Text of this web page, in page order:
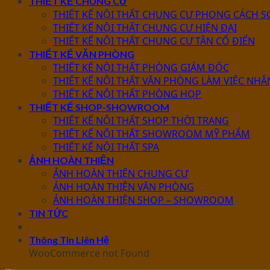
THIẾT KẾ NỘI THẤT CHUNG CƯ PHONG CÁCH
THIẾT KẾ NỘI THẤT CHUNG CƯ HIỆN ĐẠI
THIẾT KẾ NỘI THẤT CHUNG CƯ TÂN CỔ ĐIỂN
THIẾT KẾ VĂN PHÒNG
THIẾT KẾ NỘI THẤT PHÒNG GIÁM ĐỐC
THIẾT KẾ NỘI THẤT VĂN PHÒNG LÀM VIỆC
THIẾT KẾ NỘI THẤT PHÒNG HỌP
THIẾT KẾ SHOP-SHOWROOM
THIẾT KẾ NỘI THẤT SHOP THỜI TRANG
THIẾT KẾ NỘI THẤT SHOWROOM MỸ PHẨM
THIẾT KẾ NỘI THẤT SPA
ẢNH HOÀN THIỆN
ẢNH HOÀN THIỆN CHUNG CƯ
ẢNH HOÀN THIỆN VĂN PHÒNG
ẢNH HOÀN THIỆN SHOP – SHOWROOM
TIN TỨC
Thông Tin Liên Hệ
WooCommerce not Found